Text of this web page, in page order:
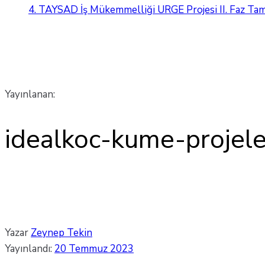
4. TAYSAD İş Mükemmelliği URGE Projesi II. Faz
Yayınlanan:
idealkoc-kume-
Yazar Zeynep Tekin
Yayınlandı: 20 Temmuz 2023